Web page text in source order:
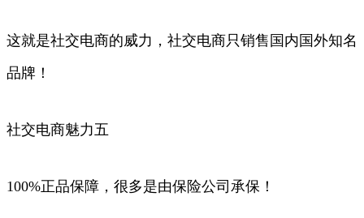
这就是社交电商的威力，社交电商只销售国内国外知名
品牌！
社交电商魅力五
100%正品保障，很多是由保险公司承保！